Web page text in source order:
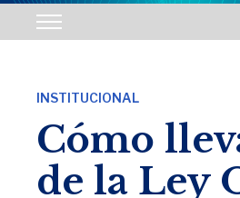
Toggle
navigation
INSTITUCIONAL
Cómo
de la Ley